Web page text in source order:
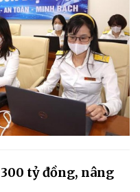
tỷ đồng, nâng